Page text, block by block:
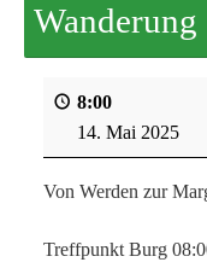
Wanderung
8:00
14. Mai 2025
Von Werden zur
Treffpunkt Burg